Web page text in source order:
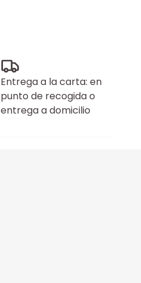
Entrega a la carta: en
punto de recogida o
entrega a domicilio